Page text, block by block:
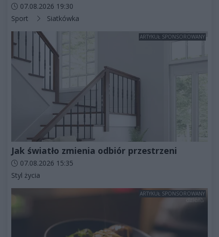
Data dodania artykułu:
07.08.2026 19:30
Kategorie artykułu:
Sport Siatkówka
ARTYKUŁ SPONSOROWANY
Jak światło zmienia odbiór przestrzeni
Data dodania artykułu:
07.08.2026 15:35
Kategorie artykułu:
Styl życia
ARTYKUŁ SPONSOROWANY